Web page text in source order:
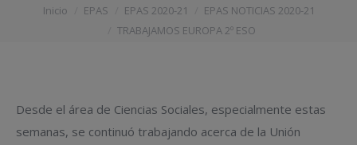
Estás aquí:
Inicio EPAS EPAS 2020-21
EPAS NOTICIAS 2020-21
TRABAJAMOS EUROPA 2º ESO
Desde el área de Ciencias Sociales, especialmente estas
semanas, se continuó trabajando acerca de la Unión